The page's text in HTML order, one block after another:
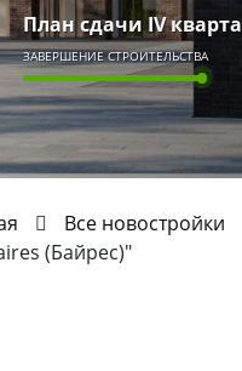
План сдачи IV
ЗАВЕРШЕНИЕ СТРОИТЕЛЬСТВА
Все новостройки
(Байрес)"